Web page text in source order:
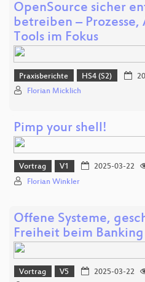
OpenSource sicher
betreiben –
Tools im Fokus
Praxisberichte HS4 (S2)
Florian Micklich
Pimp your shell!
Vortrag V1 2025-03-22
Florian Winkler
Offene Systeme,
Freiheit beim Banking
Vortrag V5 2025-03-22